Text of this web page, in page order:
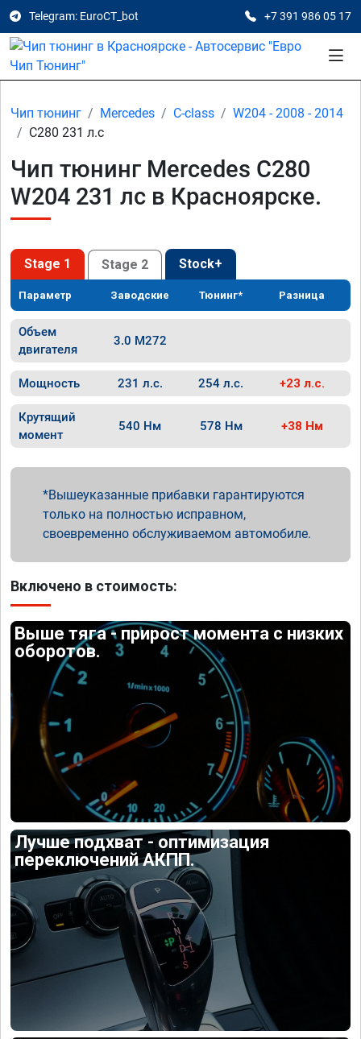
Telegram: EuroCT_bot +7 391 986 05 17
Чип тюнинг Mercedes C-class
W204 - 2008 - 2014
C280 231 л.с
Чип тюнинг Mercedes C280
W204 231 лс в Красноярске.
Stage 1 Stage 2 Stock+
Параметр Заводские Тюнинг* Разница
Объем
двигателя
3.0 M272
Мощность 231 л.с. 254 л.с. +23 л.с.
Крутящий
момент
540 Нм 578 Нм +38 Нм
Вышеуказанные прибавки гарантируются
только на полностью исправном,
своевременно обслуживаемом автомобиле.
Включено в стоимость:
Выше тяга - прирост момента с низких
оборотов.
Лучше подхват - оптимизация
переключений АКПП.